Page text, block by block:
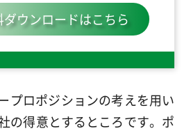
ウンロードはこちら
プロポジションの考えを用い
の得意とするところです。ポ